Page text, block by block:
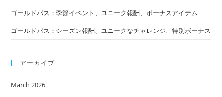
ゴールドパス：季節イベント、ユニーク報酬、ボーナスアイテム
ゴールドパス：シーズン報酬、ユニークなチャレンジ、特別ボーナス
アーカイブ
March 2026